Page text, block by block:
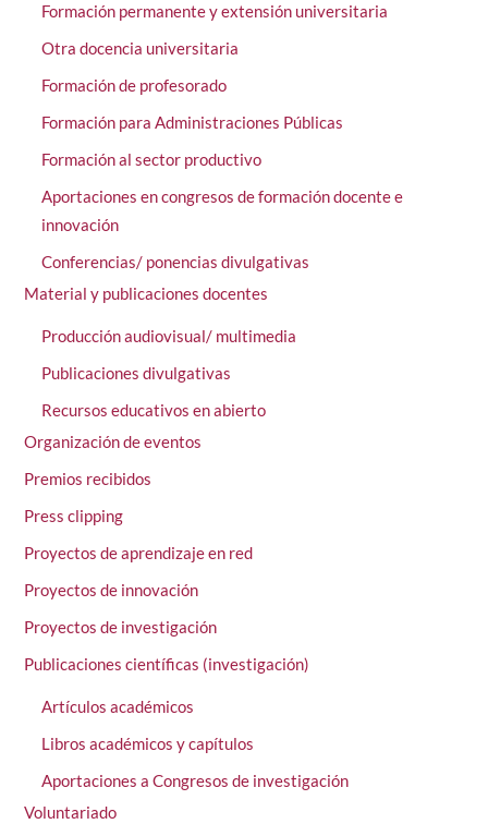
Formación permanente y extensión universitaria
Otra docencia universitaria
Formación de profesorado
Formación para Administraciones Públicas
Formación al sector productivo
Aportaciones en congresos de formación docente e
innovación
Conferencias/ ponencias divulgativas
Material y publicaciones docentes
Producción audiovisual/ multimedia
Publicaciones divulgativas
Recursos educativos en abierto
Organización de eventos
Premios recibidos
Press clipping
Proyectos de aprendizaje en red
Proyectos de innovación
Proyectos de investigación
Publicaciones científicas (investigación)
Artículos académicos
Libros académicos y capítulos
Aportaciones a Congresos de investigación
Voluntariado